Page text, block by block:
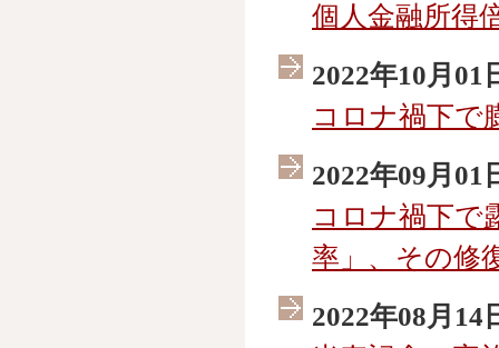
個人金融所得
2022年10月01
コロナ禍下で
2022年09月01
コロナ禍下で
率」、その修
2022年08月14